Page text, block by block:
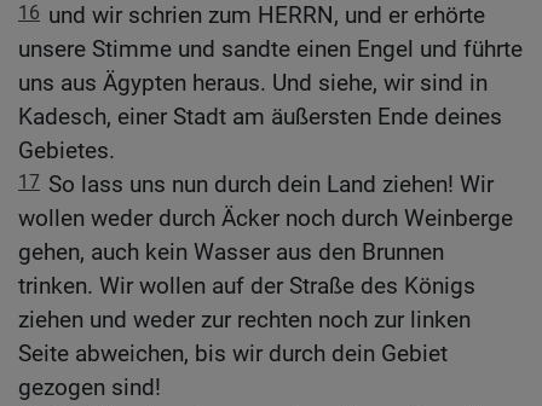
16 und wir schrien zum HERRN, und er erhörte
unsere Stimme und sandte einen Engel und führte
uns aus Ägypten heraus. Und siehe, wir sind in
Kadesch, einer Stadt am äußersten Ende deines
Gebietes.
17 So lass uns nun durch dein Land ziehen! Wir
wollen weder durch Äcker noch durch Weinberge
gehen, auch kein Wasser aus den Brunnen
trinken. Wir wollen auf der Straße des Königs
ziehen und weder zur rechten noch zur linken
Seite abweichen, bis wir durch dein Gebiet
gezogen sind!